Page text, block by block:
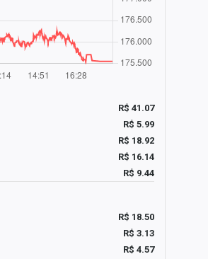
R$ 41.07
R$ 5.99
R$ 18.92
R$ 16.14
R$ 9.44
R$ 18.50
R$ 3.13
R$ 4.57